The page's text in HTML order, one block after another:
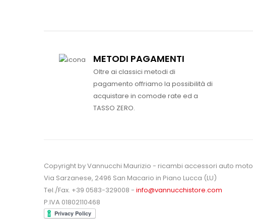
METODI PAGAMENTI
Oltre ai classici metodi di
pagamento offriamo la possibilità di
acquistare in comode rate ed a
TASSO ZERO.
Copyright by Vannucchi Maurizio - ricambi accessori auto moto
Via Sarzanese, 2496 San Macario in Piano Lucca (LU)
Tel./Fax. +39 0583-329008 - info@vannucchistore.com
P.IVA 01802110468